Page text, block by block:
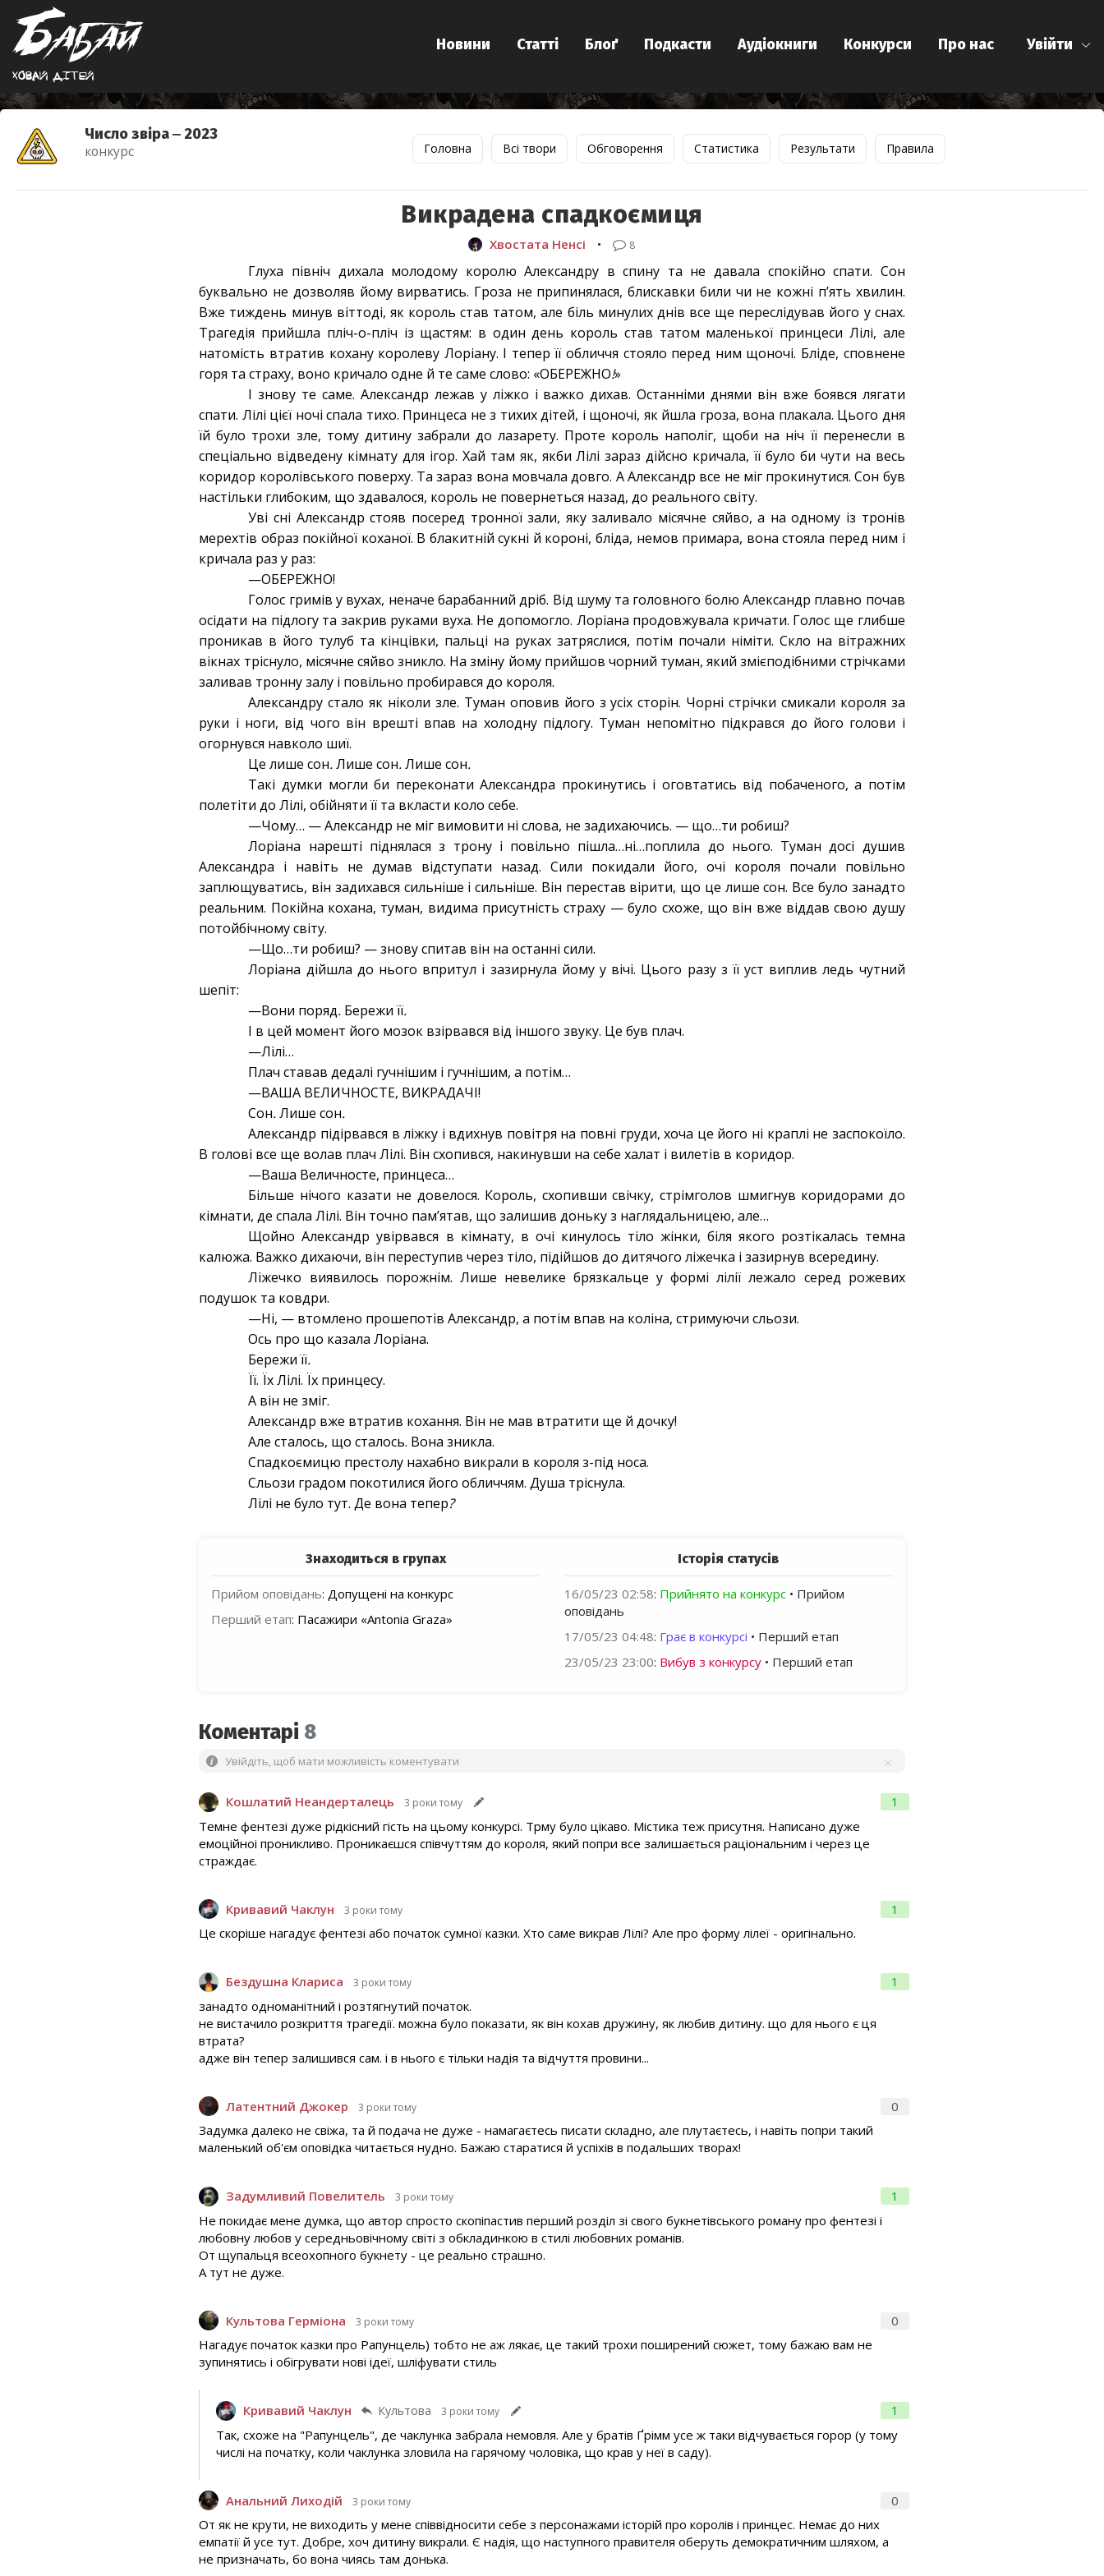
Ховай дiтей
Увійти
Новини Статті Блоґ Подкасти Аудіокниги Конкурси Про нас
Число звіра ‒ 2023
конкурс Головна Всі твори Обговорення Статистика Результати Правила
Викрадена спадкоємиця
Хвостата Ненсі • 8
Глуха північ дихала молодому королю Александру в спину та не давала спокійно спати. Сон
буквально не дозволяв йому вирватись. Гроза не припинялася, блискавки били чи не кожні пʼять хвилин.
Вже тиждень минув віттоді, як король став татом, але біль минулих днів все ще переслідував його у снах.
Трагедія прийшла пліч-о-пліч із щастям: в один день король став татом маленької принцеси Лілі, але
натомість втратив кохану королеву Лоріану. І тепер її обличчя стояло перед ним щоночі. Бліде, сповнене
горя та страху, воно кричало одне й те саме слово: «ОБЕРЕЖНО!»
І знову те саме. Александр лежав у ліжко і важко дихав. Останніми днями він вже боявся лягати
спати. Лілі цієї ночі спала тихо. Принцеса не з тихих дітей, і щоночі, як йшла гроза, вона плакала. Цього дня
їй було трохи зле, тому дитину забрали до лазарету. Проте король наполіг, щоби на ніч її перенесли в
спеціально відведену кімнату для ігор. Хай там як, якби Лілі зараз дійсно кричала, її було би чути на весь
коридор королівського поверху. Та зараз вона мовчала довго. А Александр все не міг прокинутися. Сон був
настільки глибоким, що здавалося, король не повернеться назад, до реального світу.
Уві сні Александр стояв посеред тронної зали, яку заливало місячне сяйво, а на одному із тронів
мерехтів образ покійної коханої. В блакитній сукні й короні, бліда, немов примара, вона стояла перед ним і
кричала раз у раз:
—ОБЕРЕЖНО!
Голос гримів у вухах, неначе барабанний дріб. Від шуму та головного болю Александр плавно почав
осідати на підлогу та закрив руками вуха. Не допомогло. Лоріана продовжувала кричати. Голос ще глибше
проникав в його тулуб та кінцівки, пальці на руках затряслися, потім почали німіти. Скло на вітражних
вікнах тріснуло, місячне сяйво зникло. На зміну йому прийшов чорний туман, який змієподібними стрічками
заливав тронну залу і повільно пробирався до короля.
Александру стало як ніколи зле. Туман оповив його з усіх сторін. Чорні стрічки смикали короля за
руки і ноги, від чого він врешті впав на холодну підлогу. Туман непомітно підкрався до його голови і
огорнувся навколо шиї.
Це лише сон.Лише сон.Лише сон.
Такі думки могли би переконати Александра прокинутись і оговтатись від побаченого, а потім
полетіти до Лілі, обійняти її та вкласти коло себе.
—Чому… — Александр не міг вимовити ні слова, не задихаючись. — що…ти робиш?
Лоріана нарешті піднялася з трону і повільно пішла…ні…поплила до нього. Туман досі душив
Александра і навіть не думав відступати назад. Сили покидали його, очі короля почали повільно
заплющуватись, він задихався сильніше і сильніше. Він перестав вірити, що це лише сон. Все було занадто
реальним. Покійна кохана, туман, видима присутність страху — було схоже, що він вже віддав свою душу
потойбічному світу.
—Що…ти робиш? — знову спитав він на останні сили.
Лоріана дійшла до нього впритул і зазирнула йому у вічі. Цього разу з її уст виплив ледь чутний
шепіт:
—Вони поряд. Бережи її.
І в цей момент його мозок взірвався від іншого звуку. Це був плач.
—Лілі…
Плач ставав дедалі гучнішим і гучнішим, а потім…
—ВАША ВЕЛИЧНОСТЕ, ВИКРАДАЧІ!
Сон.Лише сон.
Александр підірвався в ліжку і вдихнув повітря на повні груди, хоча це його ні краплі не заспокоїло.
В голові все ще волав плач Лілі. Він схопився, накинувши на себе халат і вилетів в коридор.
—Ваша Величносте, принцеса…
Більше нічого казати не довелося. Король, схопивши свічку, стрімголов шмигнув коридорами до
кімнати, де спала Лілі. Він точно памʼятав, що залишив доньку з наглядальницею, але…
Щойно Александр увірвався в кімнату, в очі кинулось тіло жінки, біля якого розтікалась темна
калюжа. Важко дихаючи, він переступив через тіло, підійшов до дитячого ліжечка і зазирнув всередину.
Ліжечко виявилось порожнім. Лише невелике брязкальце у формі лілії лежало серед рожевих
подушок та ковдри.
—Ні, — втомлено прошепотів Александр, а потім впав на коліна, стримуючи сльози.
Ось про що казала Лоріана.
Бережи її.
Її. Їх Лілі. Їх принцесу.
А він не зміг.
Александр вже втратив кохання. Він не мав втратити ще й дочку!
Але сталось, що сталось. Вона зникла.
Спадкоємицю престолу нахабно викрали в короля з-під носа.
Сльози градом покотилися його обличчям. Душа тріснула.
Лілі не було тут. Де вона тепер?
Знаходиться в групах
Прийом оповідань:Допущені на конкурс
Перший етап: Пасажири «Antonia Graza»
Історія статусів
16/05/23 02:58: Прийнято на конкурс• Прийом
оповідань
17/05/23 04:48: Грає в конкурсі • Перший етап
23/05/23 23:00: Вибув з конкурсу• Перший етап
Коментарі 8
Увійдіть, щоб мати можливість коментувати
Кошлатий Неандерталець 3 роки тому
1
Темне фентезі дуже рідкісний гість на цьому конкурсі. Трму було цікаво. Містика теж присутня. Написано дуже
емоційноі проникливо. Проникаєшся співчуттям до короля, який попри все залишається раціональним і через це
страждає.
Кривавий Чаклун 3 роки тому
1
Це скоріше нагадує фентезі або початок сумної казки. Хто саме викрав Лілі? Але про форму лілеї - оригінально.
Бездушна Клариса 3 роки тому
1
занадто одноманітний і розтягнутий початок.
не вистачило розкриття трагедії. можна було показати, як він кохав дружину, як любив дитину. що для нього є ця
втрата?
адже він тепер залишився сам. і в нього є тільки надія та відчуття провини...
Латентний Джокер 3 роки тому
0
Задумка далеко не свіжа, та й подача не дуже - намагаєтесь писати складно, але плутаєтесь, і навіть попри такий
маленький об'єм оповідка читається нудно. Бажаю старатися й успіхів в подальших творах!
Задумливий Повелитель 3 роки тому
1
Не покидає мене думка, що автор спросто скопіпастив перший розділ зі свого букнетівського роману про фентезі і
любовну любов у середньовічному світі з обкладинкою в стилі любовних романів.
От щупальця всеохопного букнету - це реально страшно.
А тут не дуже.
Культова Герміона 3 роки тому
0
Нагадує початок казки про Рапунцель) тобто не аж лякає, це такий трохи поширений сюжет, тому бажаю вам не
зупинятись і обігрувати нові ідеї, шліфувати стиль
Кривавий Чаклун Культова 3 роки тому
1
Так, схоже на "Рапунцель", де чаклунка забрала немовля. Але у братів Ґрімм усе ж таки відчувається горор (у тому
числі на початку, коли чаклунка зловила на гарячому чоловіка, що крав у неї в саду).
Анальний Лиходій 3 роки тому
0
От як не крути, не виходить у мене співвідносити себе з персонажами історій про королів і принцес. Немає до них
емпатії й усе тут. Добре, хоч дитину викрали. Є надія, що наступного правителя оберуть демократичним шляхом, а
не призначать, бо вона чиясь там донька.